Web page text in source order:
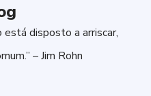
está disposto a arriscar,
– Jim Rohn